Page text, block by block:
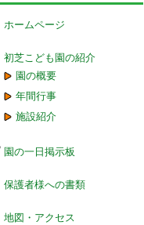
ホームページ
初芝こども園の紹介
園の概要
年間行事
施設紹介
園の一日掲示板
保護者様への書類
地図・アクセス